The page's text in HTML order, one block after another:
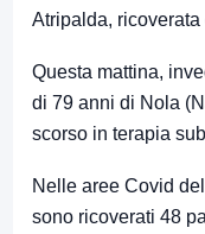
Atripalda,
Questa mattina,
di 79 anni di Nola
scorso in terapia
Nelle aree Covid
sono ricoverati 48